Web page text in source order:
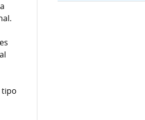
tipo